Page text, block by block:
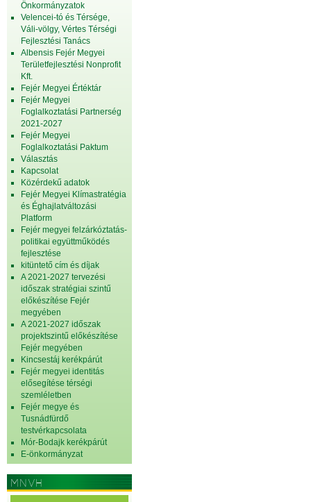
Önkormányzatok
Velencei-tó és Térsége,
Váli-völgy, Vértes Térségi
Fejlesztési Tanács
Albensis Fejér Megyei
Területfejlesztési Nonprofit
Kft.
Fejér Megyei Értéktár
Fejér Megyei
Foglalkoztatási Partnerség
2021-2027
Fejér Megyei
Foglalkoztatási Paktum
Választás
Kapcsolat
Közérdekű adatok
Fejér Megyei Klímastratégia
és Éghajlatváltozási
Platform
Fejér megyei felzárkóztatás-
politikai együttműködés
fejlesztése
kitüntető cím és díjak
A 2021-2027 tervezési
időszak stratégiai szintű
előkészítése Fejér
megyében
A 2021-2027 időszak
projektszintű előkészítése
Fejér megyében
Kincsestáj kerékpárút
Fejér megyei identitás
elősegítése térségi
szemléletben
Fejér megye és
Tusnádfürdő
testvérkapcsolata
Mór-Bodajk kerékpárút
E-önkormányzat
MNVH